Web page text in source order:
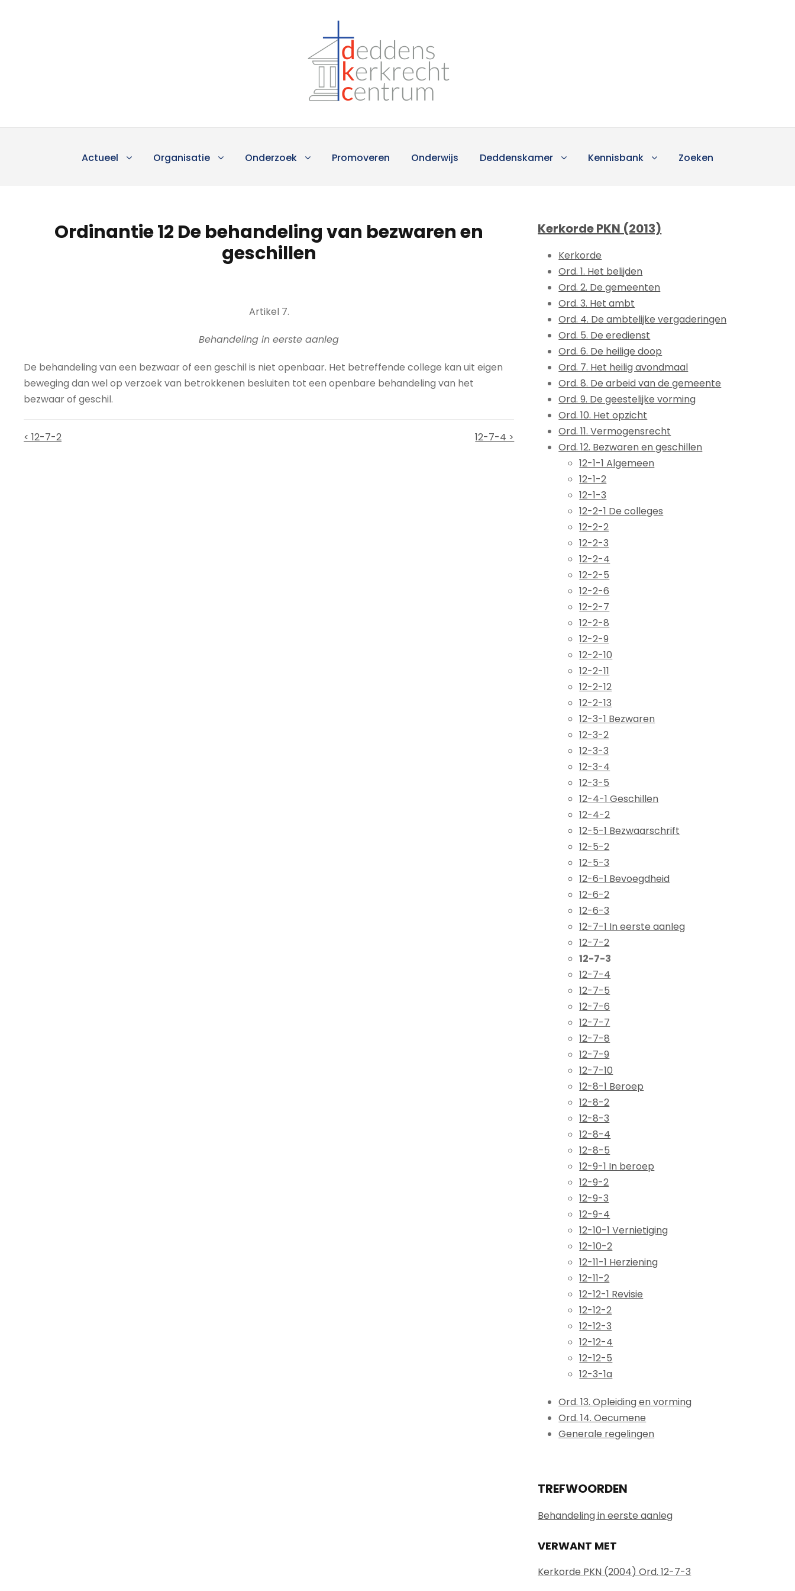
Actueel Organisatie Onderzoek Promoveren Onderwijs Deddenskamer Kennisbank Zoeken
Ordinantie 12 De behandeling van bezwaren en
geschillen
Artikel 7.
Behandeling in eerste aanleg
De behandeling van een bezwaar of een geschil is niet openbaar. Het betreffende college kan uit eigen
beweging dan wel op verzoek van betrokkenen besluiten tot een openbare behandeling van het
bezwaar of geschil.
< 12-7-2 12-7-4 >
Kerkorde PKN (2013)
Kerkorde
Ord. 1. Het belijden
Ord. 2. De gemeenten
Ord. 3. Het ambt
Ord. 4. De ambtelijke vergaderingen
Ord. 5. De eredienst
Ord. 6. De heilige doop
Ord. 7. Het heilig avondmaal
Ord. 8. De arbeid van de gemeente
Ord. 9. De geestelijke vorming
Ord. 10. Het opzicht
Ord. 11. Vermogensrecht
Ord. 12. Bezwaren en geschillen
12-1-1 Algemeen
12-1-2
12-1-3
12-2-1 De colleges
12-2-2
12-2-3
12-2-4
12-2-5
12-2-6
12-2-7
12-2-8
12-2-9
12-2-10
12-2-11
12-2-12
12-2-13
12-3-1 Bezwaren
12-3-2
12-3-3
12-3-4
12-3-5
12-4-1 Geschillen
12-4-2
12-5-1 Bezwaarschrift
12-5-2
12-5-3
12-6-1 Bevoegdheid
12-6-2
12-6-3
12-7-1 In eerste aanleg
12-7-2
12-7-3
12-7-4
12-7-5
12-7-6
12-7-7
12-7-8
12-7-9
12-7-10
12-8-1 Beroep
12-8-2
12-8-3
12-8-4
12-8-5
12-9-1 In beroep
12-9-2
12-9-3
12-9-4
12-10-1 Vernietiging
12-10-2
12-11-1 Herziening
12-11-2
12-12-1 Revisie
12-12-2
12-12-3
12-12-4
12-12-5
12-3-1a
Ord. 13. Opleiding en vorming
Ord. 14. Oecumene
Generale regelingen
TREFWOORDEN
Behandeling in eerste aanleg
VERWANT MET
Kerkorde PKN (2004) Ord. 12-7-3